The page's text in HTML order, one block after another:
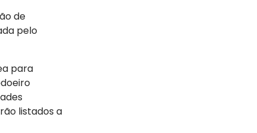
de
pelo
para
listados a